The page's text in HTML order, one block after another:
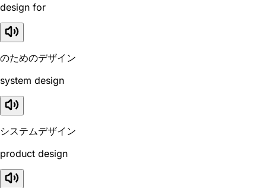
design for
のためのデザイン
system design
システムデザイン
product design